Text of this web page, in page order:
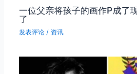
一位父亲将孩子的画作P成了
了
发表评论 / 资讯